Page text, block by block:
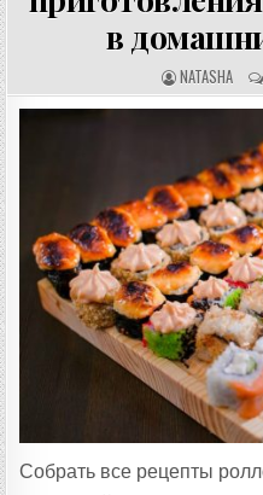
в
А
В
Т
Ц
Е
П
Т
А
:
NATASHA
Собрать все рецепты